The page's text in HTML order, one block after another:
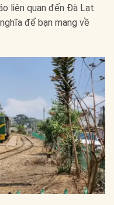
liên quan đến Đà Lạt
để bạn mang về